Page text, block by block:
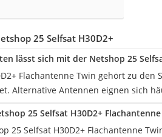
25 Selfsat H30D2+
lässt sich mit der Netshop 25
Flachantenne Twin gehört zu
Alternative Antennen eignen sich
25 Selfsat H30D2+
25 Selfsat H30D2+ Flachantenne